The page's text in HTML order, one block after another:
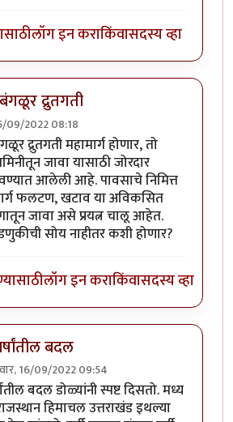
लॉग इन कराकिंवासदस्य व्हा
द्रुतगती
09/2022 08:18
+१०००byटर्मीनेटर
द्रुतगती महामार्ग होणार, तो
जावा यासाठी जोरदार
आलेली आहे. पावसाचे निमित्त
फलटण, खटाव या अविकसित
जावा असे प्रयत्न चालू आहेत.
सोय नाहीतर कशी होणार?
लॉग इन कराकिंवासदस्य व्हा
बदल
16/09/2022 09:54
byस्वधर्म
बदल डोळ्यांनी स्पष्ट दिसतो. मध्य
हिमाचल उत्तराखंड इथल्या